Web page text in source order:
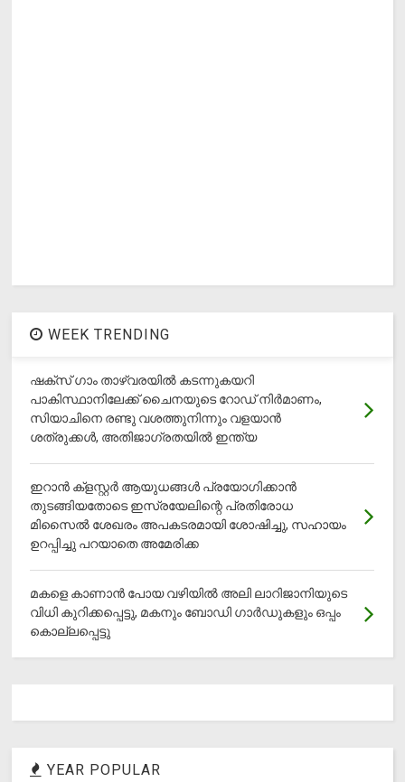
WEEK TRENDING
ഷക്സ് ​ഗാം താഴ്‌വരയിൽ കടന്നുകയറി
പാകിസ്ഥാനിലേക്ക് ചൈനയുടെ റോഡ് നിർമാണം,
സിയാചിനെ രണ്ടു വശത്തുനിന്നും വളയാൻ
ശത്രുക്കൾ, അതിജാ​ഗ്രതയിൽ ഇന്ത്യ
ഇറാന്‍ ക്‌ളസ്റ്റര്‍ ആയുധങ്ങള്‍ പ്രയോഗിക്കാന്‍
തുടങ്ങിയതോടെ ഇസ്രയേലിന്റെ പ്രതിരോധ
മിസൈല്‍ ശേഖരം അപകടരമായി ശോഷിച്ചു, സഹായം
ഉറപ്പിച്ചു പറയാതെ അമേരിക്ക
മകളെ കാണാന്‍ പോയ വഴിയില്‍ അലി ലാറിജാനിയുടെ
വിധി കുറിക്കപ്പെട്ടു, മകനും ബോഡി ഗാര്‍ഡുകളും ഒപ്പം
കൊല്ലപ്പെട്ടു
YEAR POPULAR